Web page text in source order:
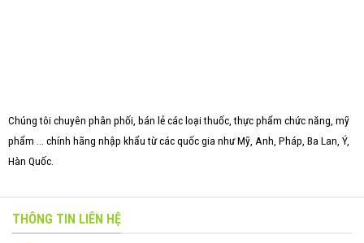
Chúng tôi chuyên phân phối, bán lẻ các loại thuốc, thực phẩm chức năng, mỹ
phẩm ... chính hãng nhập khẩu từ các quốc gia như Mỹ, Anh, Pháp, Ba Lan, Ý,
Hàn Quốc.
THÔNG TIN LIÊN HỆ